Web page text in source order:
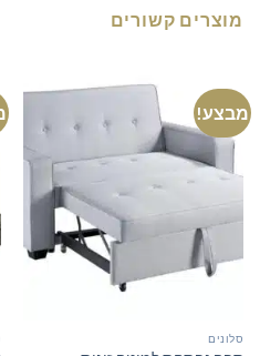
מוצרים קשורים
מבצע!
סלונים